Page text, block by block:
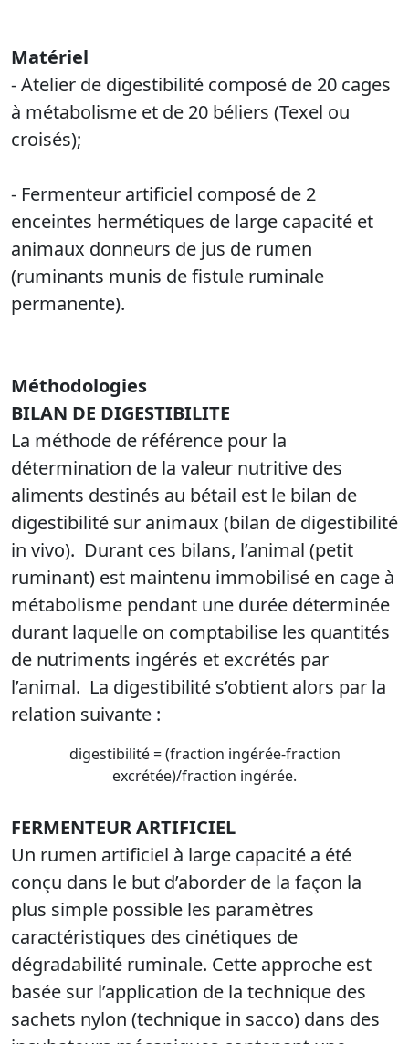
Matériel
- Atelier de digestibilité composé de 20 cages
à métabolisme et de 20 béliers (Texel ou
croisés);
- Fermenteur artificiel composé de 2
enceintes hermétiques de large capacité et
animaux donneurs de jus de rumen
(ruminants munis de fistule ruminale
permanente).
Méthodologies
BILAN DE DIGESTIBILITE
La méthode de référence pour la
détermination de la valeur nutritive des
aliments destinés au bétail est le bilan de
digestibilité sur animaux (bilan de digestibilité
in vivo). Durant ces bilans, l’animal (petit
ruminant) est maintenu immobilisé en cage à
métabolisme pendant une durée déterminée
durant laquelle on comptabilise les quantités
de nutriments ingérés et excrétés par
l’animal. La digestibilité s’obtient alors par la
relation suivante :
digestibilité = (fraction ingérée-fraction
excrétée)/fraction ingérée.
FERMENTEUR ARTIFICIEL
Un rumen artificiel à large capacité a été
conçu dans le but d’aborder de la façon la
plus simple possible les paramètres
caractéristiques des cinétiques de
dégradabilité ruminale. Cette approche est
basée sur l’application de la technique des
sachets nylon (technique in sacco) dans des